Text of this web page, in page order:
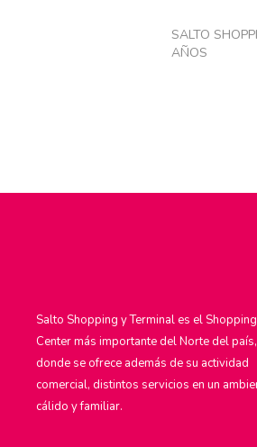
SALTO
AÑOS
Salto Shopping y Terminal es el Shopping
Center más importante del Norte del país,
donde se ofrece además de su actividad
comercial, distintos servicios en un
cálido y familiar.